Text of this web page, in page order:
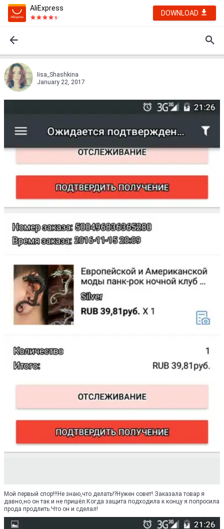
AliExpress
DOWNLOAD
Iisa_Shashkina
January 22, 2017
Мой первый спор!!!Не знаю,что делать!?Нужен совет! Заказала товар я
давно,но он так и не пришёл.Когда защита подходила к концу я попросила
прода продлить.Что он и сделал!